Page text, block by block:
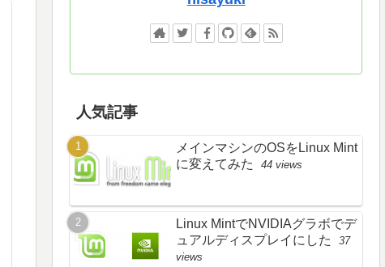
人気記事
メインマシンのOSをLinux Mint
に変えてみた
44 views
Linux MintでNVIDIAグラボでデ
ュアルディスプレイにした
37
views